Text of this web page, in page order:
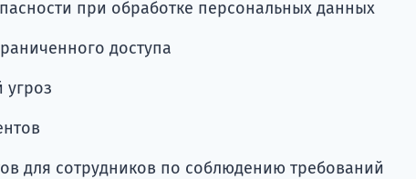
при обработке персональных данных
доступа
угроз
для сотрудников по соблюдению требований